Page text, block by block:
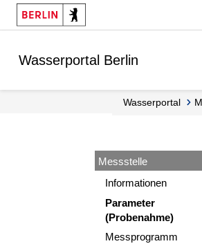
Springe zur Navigation
Springe zum Inhalt
Wasserportal Berlin
Wasserportal
Messstelle
Informationen
Parameter
(Probenahme)
Messprogramm